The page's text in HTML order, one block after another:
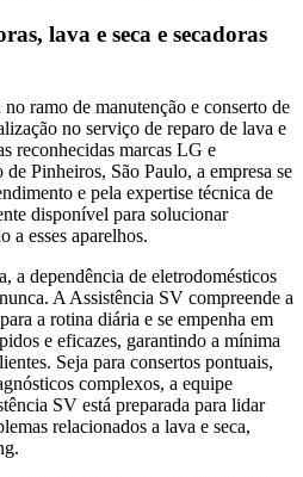
lava e seca e secadoras
ramo de manutenção e conserto de
no serviço de reparo de lava e
reconhecidas marcas LG e
de Pinheiros, São Paulo, a empresa se
e pela expertise técnica de
disponível para solucionar
a esses aparelhos.
a dependência de eletrodomésticos
A Assistência SV compreende a
a rotina diária e se empenha em
e eficazes, garantindo a mínima
Seja para consertos pontuais,
complexos, a equipe
SV está preparada para lidar
relacionados a lava e seca,
.